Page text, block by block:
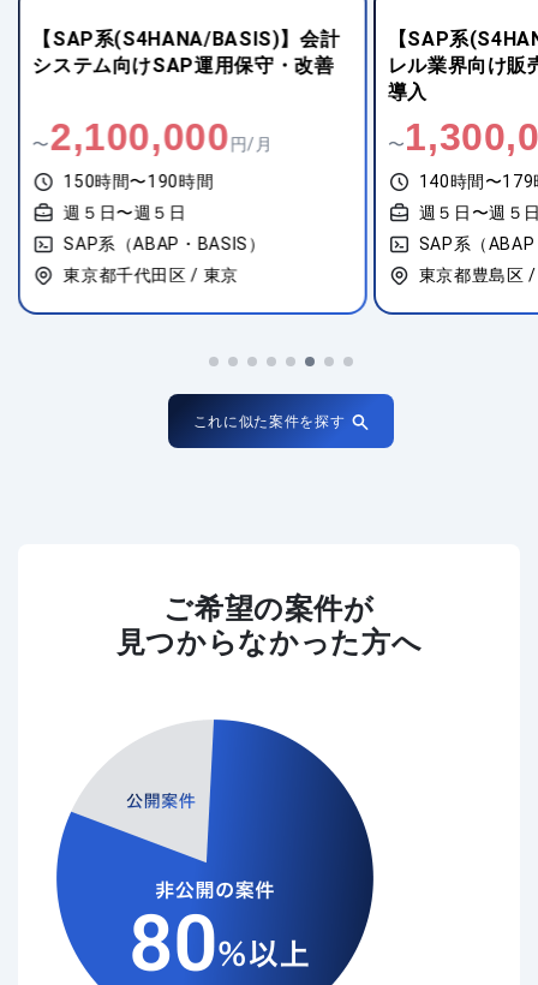
【SAP系(S4HANA/BASIS)】会計
システム向けSAP運用保守・改善
〜2,100,000 円/月
150時間〜190時間
週５日〜週５日
SAP系（ABAP・BASIS）
東京都千代田区 / 東京
【SAP系
レル業界向け販
導入
〜
140時間〜179
週５日〜週５
SAP系（
東京都豊島区
これに似た案件を探す
ご希望の案件が
見つからなかった方へ